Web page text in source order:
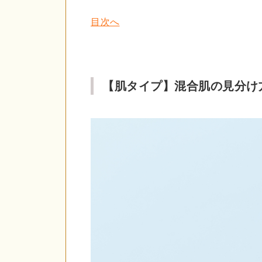
目次へ
【肌タイプ】混合肌の見分け